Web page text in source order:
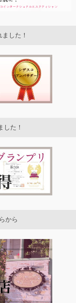
した！
した！
から